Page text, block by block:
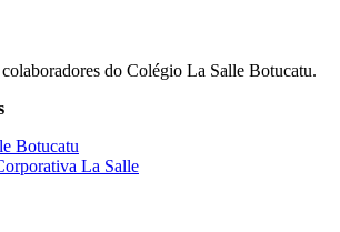
do Colégio La Salle Botucatu.
Botucatu
La Salle